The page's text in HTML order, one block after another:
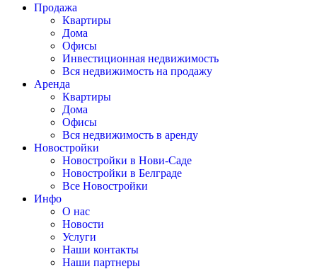
Продажа
Квартиры
Дома
Офисы
Инвестиционная недвижимость
Вся недвижимость на продажу
Аренда
Квартиры
Дома
Офисы
Вся недвижимость в аренду
Новостройки
Новостройки в Нови-Саде
Новостройки в Белграде
Все Новостройки
Инфо
О нас
Новости
Услуги
Наши контакты
Наши партнеры